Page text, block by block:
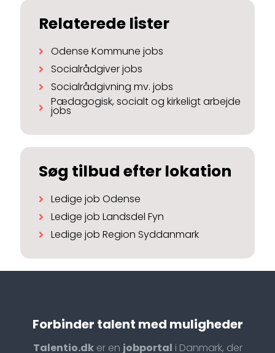
Relaterede lister
Odense Kommune jobs
Socialrådgiver jobs
Socialrådgivning mv. jobs
Pædagogisk, socialt og kirkeligt arbejde
jobs
Søg tilbud efter lokation
Ledige job Odense
Ledige job Landsdel Fyn
Ledige job Region Syddanmark
Forbinder talent med muligheder
Talentio.dker en jobportal i Danmark, der